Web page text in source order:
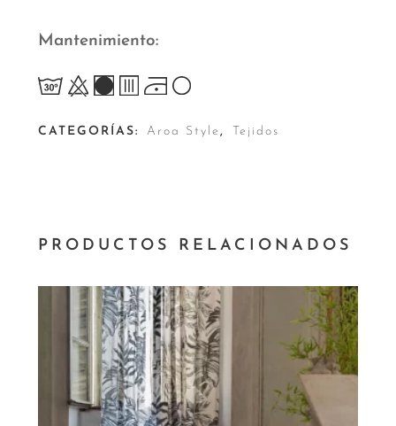
Mantenimiento
CATEGORÍAS: Aroa Style , Tejidos
PRODUCTOS RELACIONADOS